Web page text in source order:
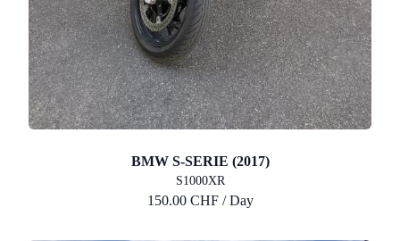
BMW S-SERIE (2017)
S1000XR
150.00 CHF / Day